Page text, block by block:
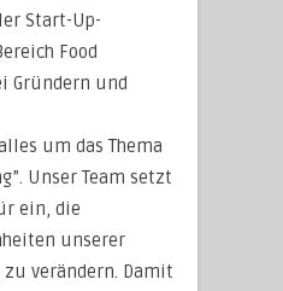
Start-Up-
Food
Gründern und
um das Thema
Unser Team setzt
ein, die
unserer
verändern. Damit